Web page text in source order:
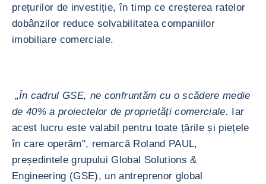
prețurilor de investiție, în timp ce creșterea ratelor
dobânzilor reduce solvabilitatea companiilor
imobiliare comerciale.
„În cadrul GSE, ne confruntăm cu o scădere medie
de 40% a proiectelor de proprietăți comerciale. Iar
acest lucru este valabil pentru toate țările și piețele
în care operăm", remarcă Roland PAUL,
președintele grupului Global Solutions &
Engineering (GSE), un antreprenor global